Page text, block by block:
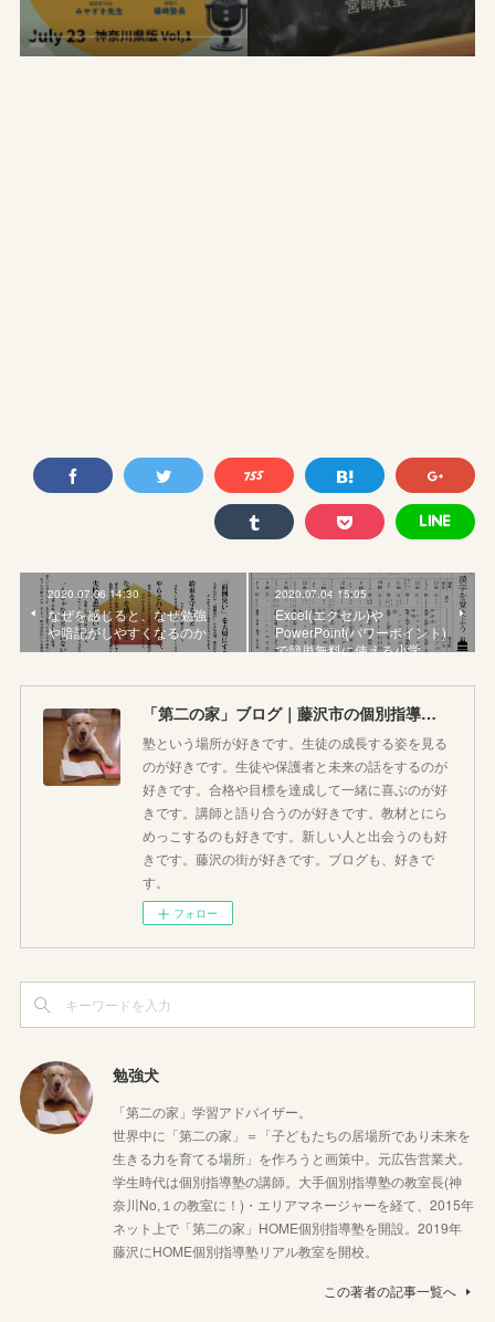
2020.07.06 14:30
なぜを感じると、なぜ勉強
や暗記がしやすくなるのか
2020.07.04 15:05
Excel(エクセル)や
PowerPoint(パワーポイント)
で簡単無料に使える小学…
「第二の家」ブログ｜藤沢市の個別指導塾のお話
塾という場所が好きです。生徒の成長する姿を見る
のが好きです。生徒や保護者と未来の話をするのが
好きです。合格や目標を達成して一緒に喜ぶのが好
きです。講師と語り合うのが好きです。教材とにら
めっこするのも好きです。新しい人と出会うのも好
きです。藤沢の街が好きです。ブログも、好きで
す。
フォロー
勉強犬
「第二の家」学習アドバイザー。
世界中に「第二の家」＝「子どもたちの居場所であり未来を
生きる力を育てる場所」を作ろうと画策中。元広告営業犬。
学生時代は個別指導塾の講師。大手個別指導塾の教室長(神
奈川No,１の教室に！)・エリアマネージャーを経て、2015年
ネット上で「第二の家」HOME個別指導塾を開設。2019年
藤沢にHOME個別指導塾リアル教室を開校。
この著者の記事一覧へ